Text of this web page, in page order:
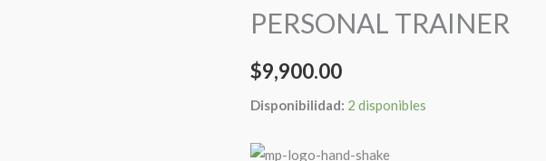
PERSONAL TRAINER
$9,900.00
Disponibilidad: 2 disponibles